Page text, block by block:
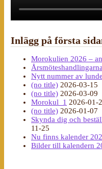
Inlägg på första
Morokulien 2026 –
Nytt nummer av
(no title) 2026-03-15
(no title) 2026-03-09
Morokul_1 2026-01-
(no title) 2026-01-07
Skynda dig och
11-25
Nu finns kalender
Bilder till kalendern